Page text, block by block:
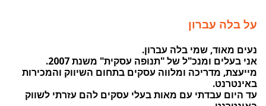
על בלה עברון
נעים מאוד, שמי בלה עברון.
אני בעלים ומנכ"ל של "תנופה עסקית" משנת 2007.
מייעצת, מדריכה ומלווה עסקים בתחום השיווק והמכירות
באינטרנט.
עד היום עבדתי עם מאות בעלי עסקים להם עזרתי לשווק